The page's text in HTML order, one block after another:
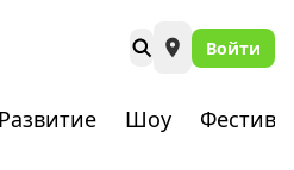
Войти
Развитие Шоу